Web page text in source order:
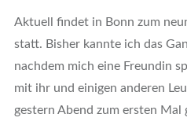
Aktuell findet in Bonn zum
statt. Bisher kannte ich das
nachdem mich eine Freundin
mit ihr und einigen anderen
gestern Abend zum ersten Mal